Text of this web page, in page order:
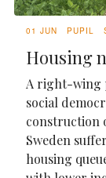
01 JUN PUPIL
Housing
A right-wing
social
construction
Sweden
housing